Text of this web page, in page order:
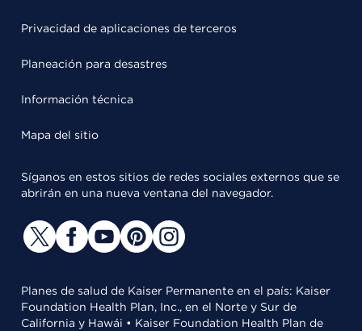
Privacidad de aplicaciones de terceros
Planeación para desastres
Información técnica
Mapa del sitio
Síganos en estos sitios de redes sociales externos que se
abrirán en una nueva ventana del navegador.
Planes de salud de Kaiser Permanente en el país: Kaiser
Foundation Health Plan, Inc., en el Norte y Sur de
California y Hawái • Kaiser Foundation Health Plan de